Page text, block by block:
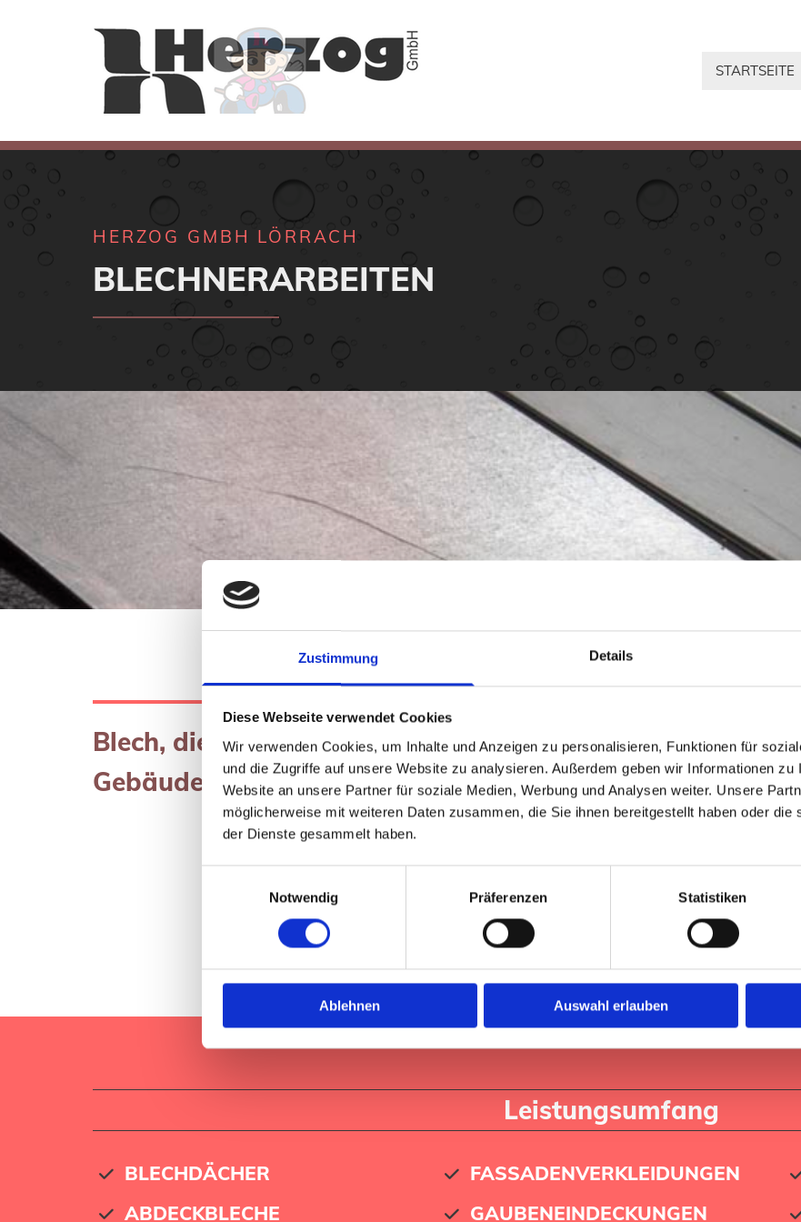
Zustimmung Details
Diese Webseite verwendet Cookies
Wir verwenden Cookies, um Inhalte und Anzeigen zu personalisieren, Funktionen für
und die Zugriffe auf unsere Website zu analysieren. Außerdem geben wir Informationen zu
Website an unsere Partner für soziale Medien, Werbung und Analysen weiter. Unsere
möglicherweise mit weiteren Daten zusammen, die Sie ihnen bereitgestellt haben oder die
der Dienste gesammelt haben.
Notwendig
Präferenzen Statistiken
Ablehnen Auswahl erlauben
STARTSEITE
HERZOG GMBH LÖRRACH
BLECHNERARBEITEN
Blech, die Werterhaltung Ihres
Gebäudes
Unsere Mitarbeiter sind
Anschlussbleche bis zur
kompletten Blechdach z.B. mit der
gewünschten Material an.
Zudem liefern wir auch
Mauerabdeckungen und
Leistungsumfang
BLECHDÄCHER FASSADENVERKLEIDUNGEN
ABDECKBLECHE
GAUBENEINDECKUNGEN